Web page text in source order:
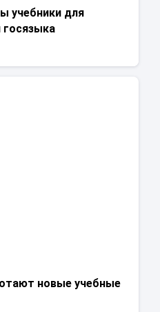
учебники для
госязыка
новые учебные